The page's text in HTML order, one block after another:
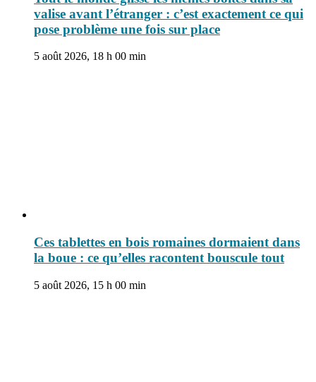
valise avant l’étranger : c’est exactement ce qui
pose problème une fois sur place
5 août 2026, 18 h 00 min
Ces tablettes en bois romaines dormaient dans
la boue : ce qu’elles racontent bouscule tout
5 août 2026, 15 h 00 min